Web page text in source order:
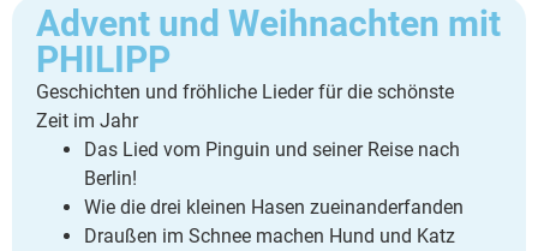
Advent und Weihnachten mit
PHILIPP
Geschichten und fröhliche Lieder für die schönste
Zeit im Jahr
Das Lied vom Pinguin und seiner Reise nach
Berlin!
Wie die drei kleinen Hasen zueinanderfanden
Draußen im Schnee machen Hund und Katz